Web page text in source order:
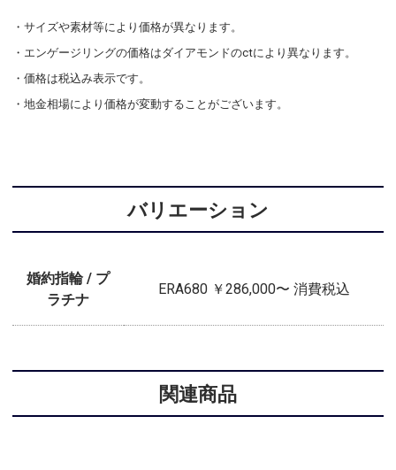
・サイズや素材等により価格が異なります。
・エンゲージリングの価格はダイアモンドのctにより異なります。
・価格は税込み表示です。
・地金相場により価格が変動することがございます。
バリエーション
婚約指輪 / プ
ラチナ
ERA680 ￥286,000〜 消費税込
関連商品